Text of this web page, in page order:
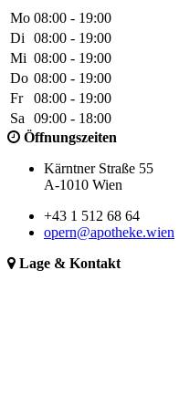
Mo 08:00 - 19:00
Di
08:00 - 19:00
Mi 08:00 - 19:00
Do 08:00 - 19:00
Fr
08:00 - 19:00
Sa
09:00 - 18:00
Öffnungszeiten
Kärntner Straße 55
A-1010 Wien
+43 1 512 68 64
opern@apotheke.wien
Lage & Kontakt